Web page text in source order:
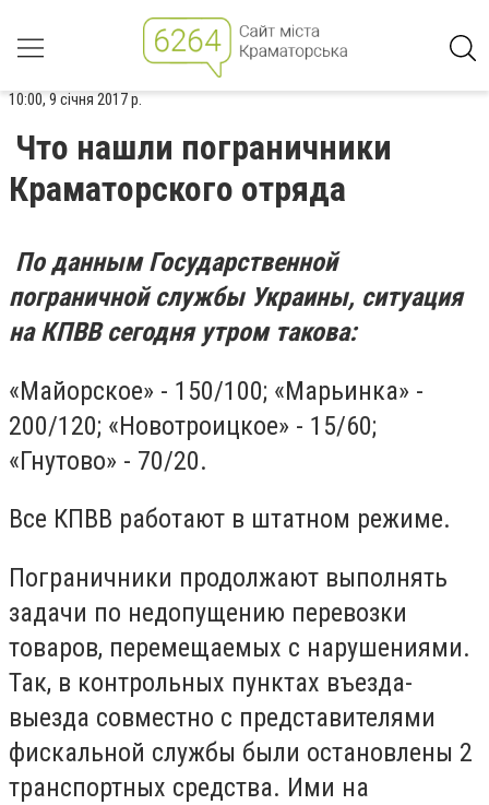
10:00, 9 січня 2017 р.
Что нашли пограничники
Краматорского отряда
По данным Государственной
пограничной службы Украины, ситуация
на КПВВ сегодня утром такова:
«Майорское» - 150/100; «Марьинка» -
200/120; «Новотроицкое» - 15/60;
«Гнутово» - 70/20.
Все КПВВ работают в штатном режиме.
Пограничники продолжают выполнять
задачи по недопущению перевозки
товаров, перемещаемых с нарушениями.
Так, в контрольных пунктах въезда-
выезда совместно с представителями
фискальной службы были остановлены 2
транспортных средства. Ими на